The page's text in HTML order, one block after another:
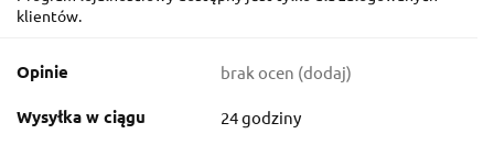
klientów.
Opinie brak ocen (dodaj)
Wysyłka w ciągu 24 godziny